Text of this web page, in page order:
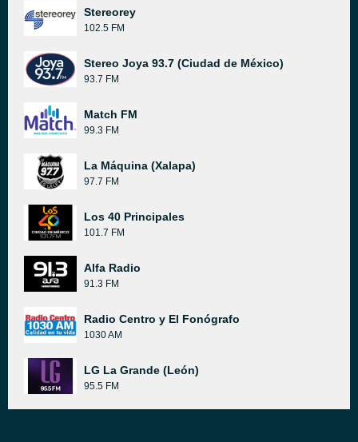
Stereorey
102.5 FM
Stereo Joya 93.7 (Ciudad de México)
93.7 FM
Match FM
99.3 FM
La Máquina (Xalapa)
97.7 FM
Los 40 Principales
101.7 FM
Alfa Radio
91.3 FM
Radio Centro y El Fonógrafo
1030 AM
LG La Grande (León)
95.5 FM